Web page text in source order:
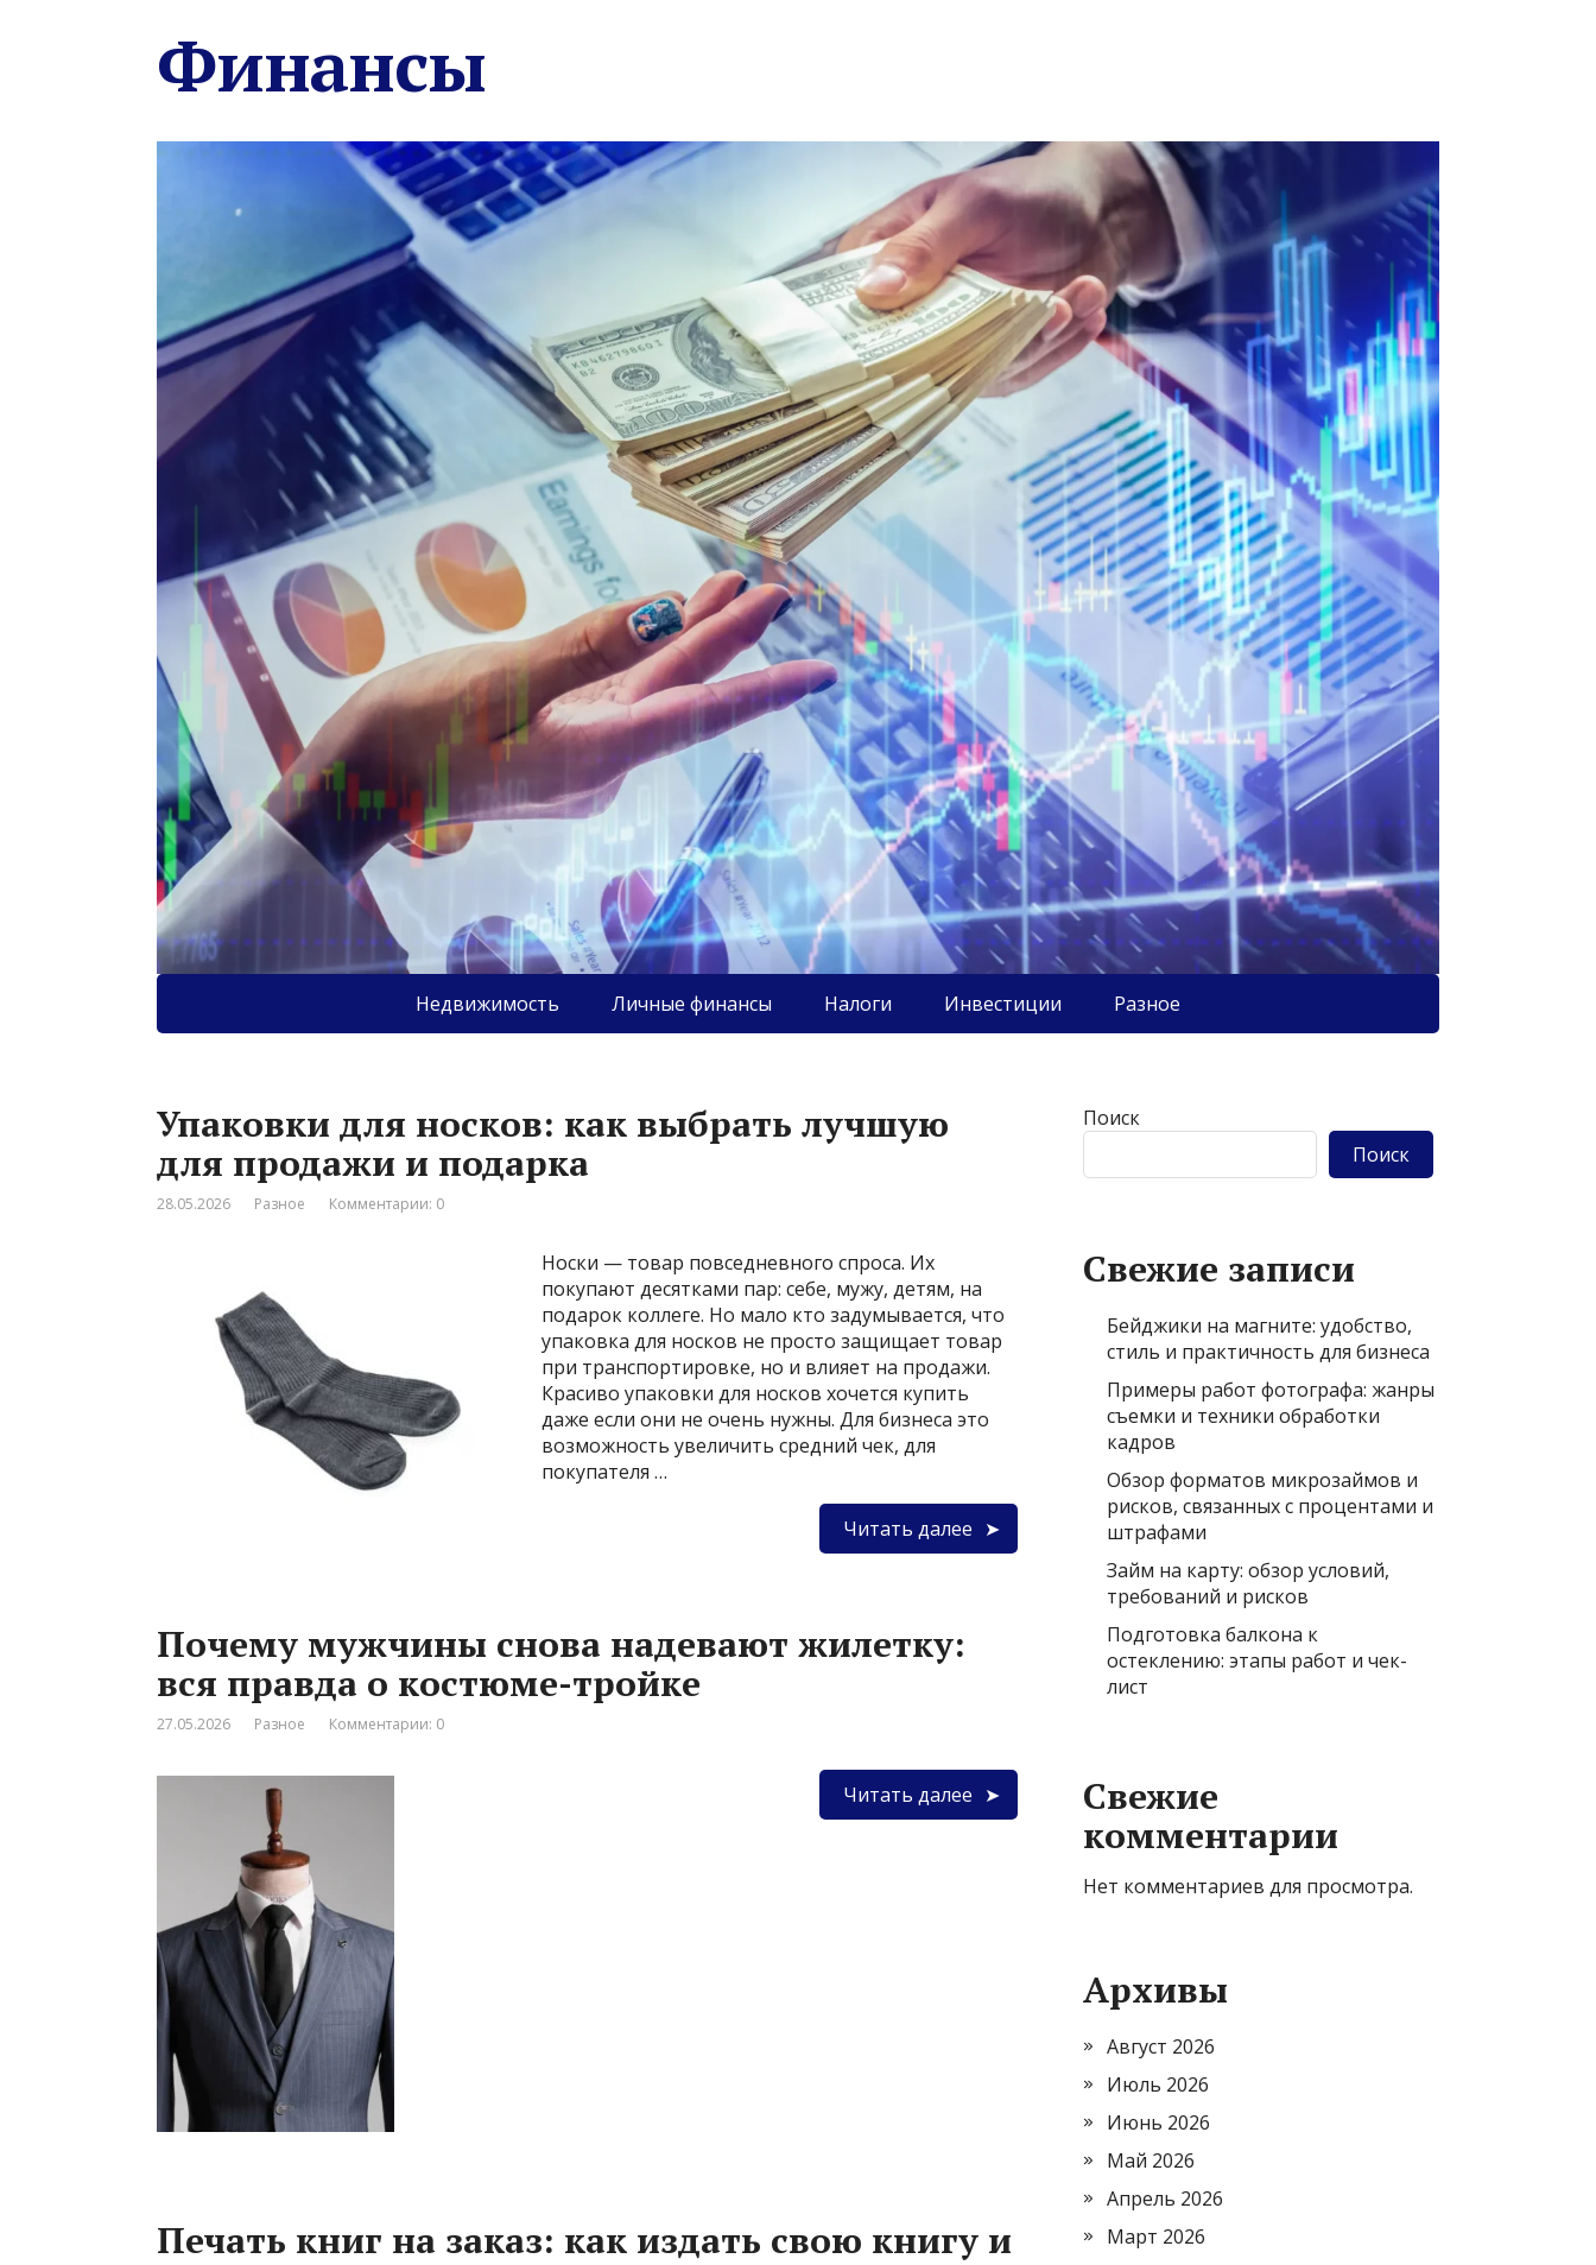
Финансы
Недвижимость Личные финансы Налоги Инвестиции Разное
Упаковки для носков: как выбрать лучшую
для продажи и подарка
28.05.2026 Разное Комментарии: 0
Носки — товар повседневного спроса. Их
покупают десятками пар: себе, мужу, детям, на
подарок коллеге. Но мало кто задумывается, что
упаковка для носков не просто защищает товар
при транспортировке, но и влияет на продажи.
Красиво упаковки для носков хочется купить
даже если они не очень нужны. Для бизнеса это
возможность увеличить средний чек, для
покупателя …
Читать далее
Почему мужчины снова надевают жилетку:
вся правда о костюме-тройке
27.05.2026 Разное Комментарии: 0
Читать далее
Печать книг на заказ: как издать свою книгу и
Поиск
Поиск
Свежие записи
Бейджики на магните: удобство,
стиль и практичность для бизнеса
Примеры работ фотографа: жанры
съемки и техники обработки
кадров
Обзор форматов микрозаймов и
рисков, связанных с процентами и
штрафами
Займ на карту: обзор условий,
требований и рисков
Подготовка балкона к
остеклению: этапы работ и чек-
лист
Свежие
комментарии
Нет комментариев для просмотра.
Архивы
Август 2026
Июль 2026
Июнь 2026
Май 2026
Апрель 2026
Март 2026